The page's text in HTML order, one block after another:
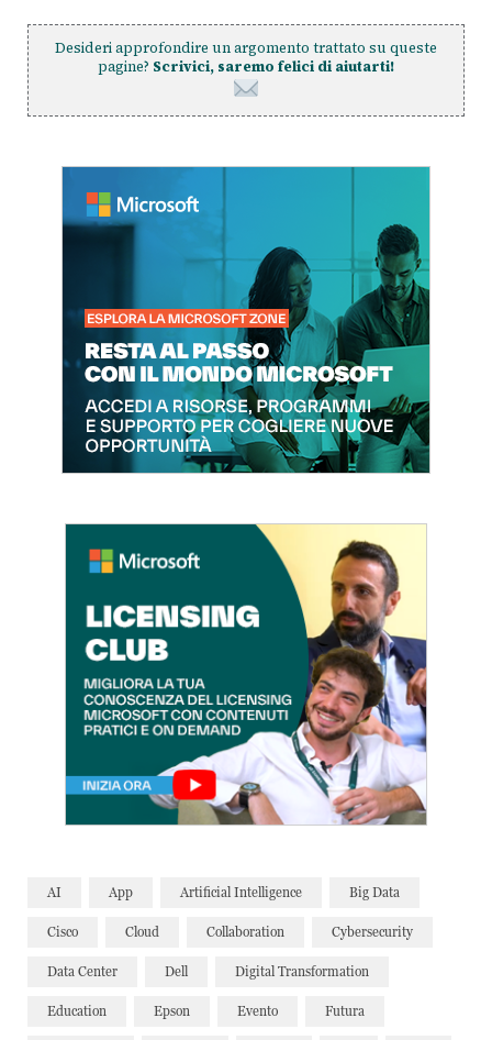
Desideri approfondire un argomento trattato su queste
pagine? Scrivici, saremo felici di aiutarti!
AI App Artificial Intelligence Big Data
Cisco Cloud Collaboration Cybersecurity
Data Center Dell Digital Transformation
Education Epson Evento Futura